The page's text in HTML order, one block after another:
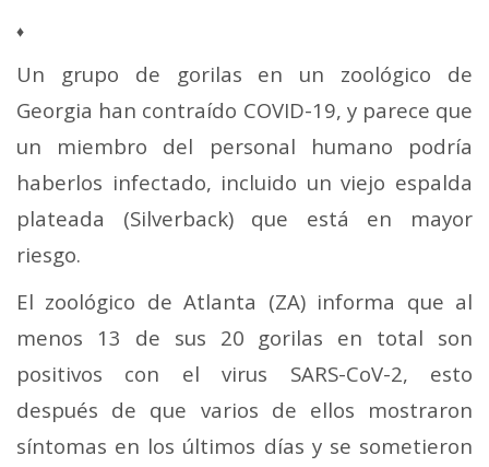
♦
Un grupo de gorilas en un zoológico de
Georgia han contraído COVID-19, y parece que
un miembro del personal humano podría
haberlos infectado, incluido un viejo espalda
plateada (Silverback) que está en mayor
riesgo.
El zoológico de Atlanta (ZA) informa que al
menos 13 de sus 20 gorilas en total son
positivos con el virus SARS-CoV-2, esto
después de que varios de ellos mostraron
síntomas en los últimos días y se sometieron